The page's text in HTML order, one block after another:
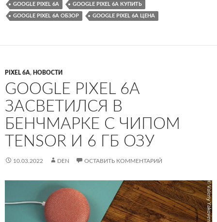
GOOGLE PIXEL 6A GOOGLE PIXEL 6A КУПИТЬ
GOOGLE PIXEL 6A ОБЗОР GOOGLE PIXEL 6A ЦЕНА
PIXEL 6A, НОВОСТИ
GOOGLE PIXEL 6A
ЗАСВЕТИЛСЯ В
БЕНЧМАРКЕ С ЧИПОМ
TENSOR И 6 ГБ ОЗУ
10.03.2022 DEN ОСТАВИТЬ КОММЕНТАРИЙ